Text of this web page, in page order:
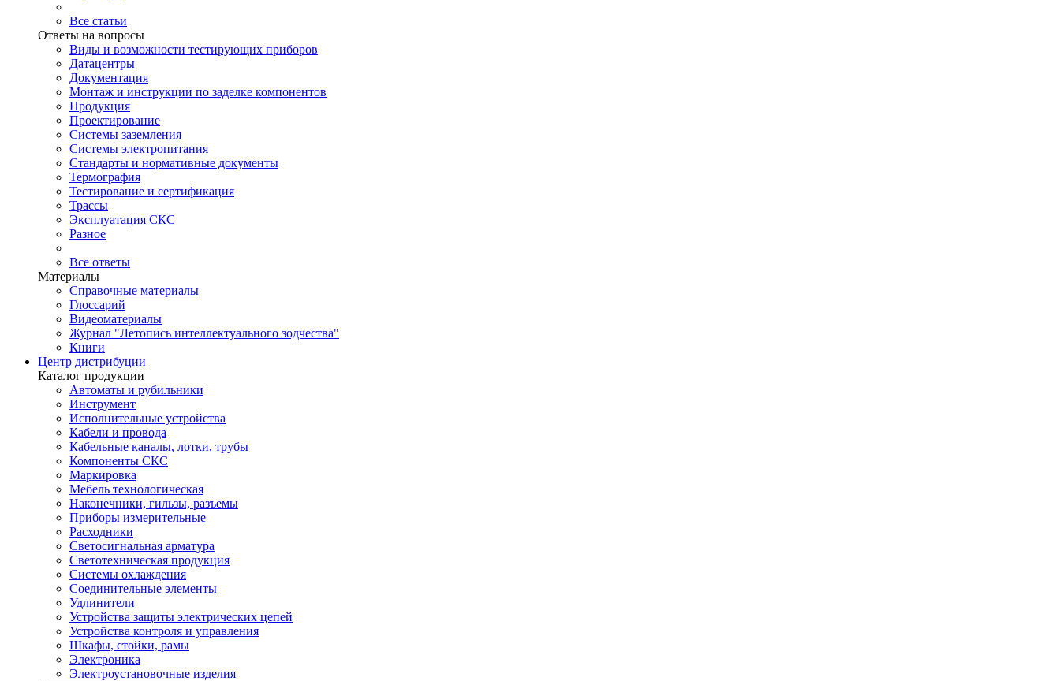
Все статьи
Ответы на вопросы
Виды и возможности тестирующих приборов
Датацентры
Документация
Монтаж и инструкции по заделке компонентов
Продукция
Проектирование
Системы заземления
Системы электропитания
Стандарты и нормативные документы
Термография
Тестирование и сертификация
Трассы
Эксплуатация СКС
Разное
Все ответы
Материалы
Справочные материалы
Глоссарий
Видеоматериалы
Журнал "Летопись интеллектуального зодчества"
Книги
Центр дистрибуции
Каталог продукции
Автоматы и рубильники
Инструмент
Исполнительные устройства
Кабели и провода
Кабельные каналы, лотки, трубы
Компоненты СКС
Маркировка
Мебель технологическая
Наконечники, гильзы, разъемы
Приборы измерительные
Расходники
Светосигнальная арматура
Светотехническая продукция
Системы охлаждения
Соединительные элементы
Удлинители
Устройства защиты электрических цепей
Устройства контроля и управления
Шкафы, стойки, рамы
Электроника
Электроустановочные изделия